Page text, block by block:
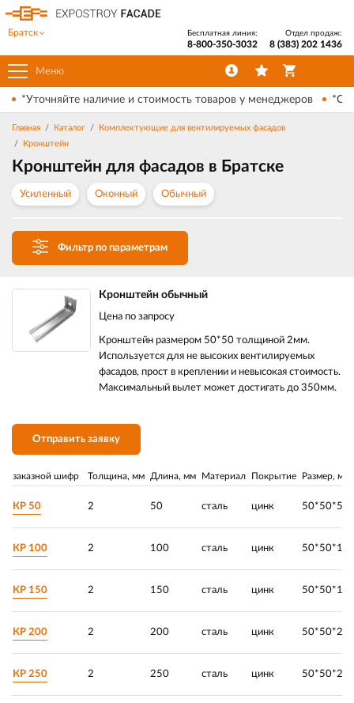
Меню
Братск Бесплатная линия:
8-800-350-3032
Отдел продаж:
8 (383) 202 1436
*Уточняйте наличие и стоимость товаров у менеджеров
Главная Каталог
Комплектующие для вентилируемых фасадов
Кронштейн
Кронштейн для фасадов в Братске
Усиленный Оконный Обычный
Фильтр по параметрам
Кронштейн обычный
Цена по запросу
Кронштейн размером 50*50 толщиной 2мм.
Используется для не высоких вентилируемых
фасадов, прост в креплении и невысокая стоимость.
Максимальный вылет может достигать до 350мм.
Отправить заявку
заказной шифр Толщина, мм Длина, мм Материал Покрытие Размер, мм
КР 50 2 50 сталь цинк 50*50*50
КР 100 2 100 сталь цинк
КР 150 2 150 сталь цинк
КР 200 2 200 сталь цинк
КР 250 2 250 сталь цинк